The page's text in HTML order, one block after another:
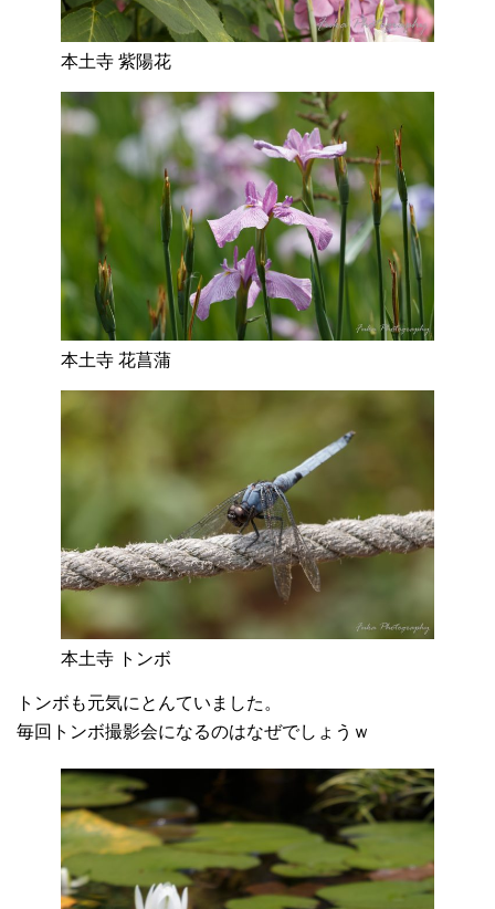
本土寺 紫陽花
本土寺 花菖蒲
本土寺 トンボ
トンボも元気にとんていました。
毎回トンボ撮影会になるのはなぜでしょうｗ